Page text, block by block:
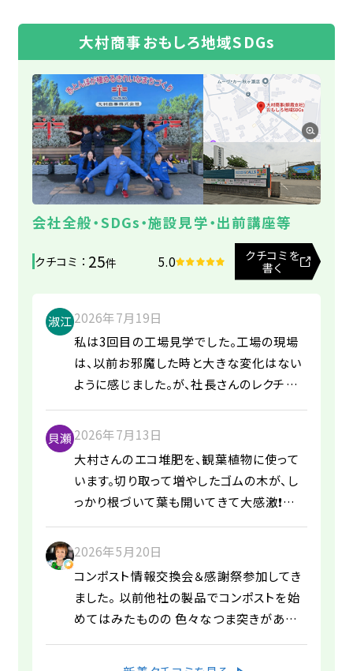
とんぼ薪販売サイト
Omura Shoji was the most
affordable and met my needs, so I
asked them to do it. Other
companies only took the entire
kerosene container, but Omura
only emptied the container and
collected the kerosene itself. The
person who came to pick it up was
very kind and polite. I had a
pleasant experience throughout. I
will definitely use your service
again if needed. Thank you very
(Translated by Google) We have
used Mr. Omura's services many
changes in our life stages and
turning points. We always ask Mr.
Omura to handle our belongings
because he handles even cherished
items with care. Usually, my
husband makes the request and
one of us handles the
arrangements, but this time, we
were asked to have several items,
including a bed mattress that
picked up. I was present during the
process, and Mr. Omura was very
kind and accommodating. Thank
you very much. We try to use our
belongings carefully and for as long
as possible, but sometimes we end
up with things that we no longer
need or that are beyond repair. In
such cases, we would be very
in preparation for moving, when I
found Omura Shoji. Despite it
being a Sunday, they responded
immediately to my request in the
morning, arriving just after noon.
Their quick and thorough work was
a great help. I would definitely like
to request their services again if
the opportunity arises.
大村商事おもしろ地域SDGs
会社全般・SDGs・施設見学・出前講座等
クチコミ ： 25件 5.0
クチコミを
書く
2026年7月19日
私は3回目の工場見学でした。工場の現場
は、以前お邪魔した時と大きな変化はない
ように感じました。が、社長さんのレクチャ
ーの内容が、以前と比べてさらに分かりや
すくなったと感じました。 暑い中、社員の
方々がきびきびと働いていらっしゃいまし
た。とても丁寧にあいさつしてくださり、誇
りをもって働いていらっしゃることがわかり
ました。「暑くて大変ですね」と女性社員の
方に申しましたら、「最近は熱中症のセミナ
ーを何回も開いて、気を付けています」との
ことでした。 女性社員の方も多くいらして、
元気よく楽しそうでした。 大変有意義な工
場見学でした。 (Translated by Google)
This was my third factory tour. The
2026年7月13日
大村さんのエコ堆肥を、観葉植物に使って
います。切り取って増やしたゴムの木が、し
っかり根づいて葉も開いてきて大感激❗️ふ
わふわで臭いもなく、とてもよい感じ。うれ
しいです。 (Translated by Google) I'm
using Mr. Omura's eco-friendly
compost for my houseplants. I'm
thrilled that the rubber tree I
propagated by cuttings has taken
root firmly and its leaves are
2026年5月20日
コンポスト情報交換会＆感謝祭参加してき
ました。 以前他社の製品でコンポストを始
めてはみたものの 色々なつま突きがあり